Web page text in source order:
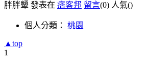
胖胖顰 發表在 痞客邦 留言(0) 人氣()
個人分類： 桃園
▲top
1